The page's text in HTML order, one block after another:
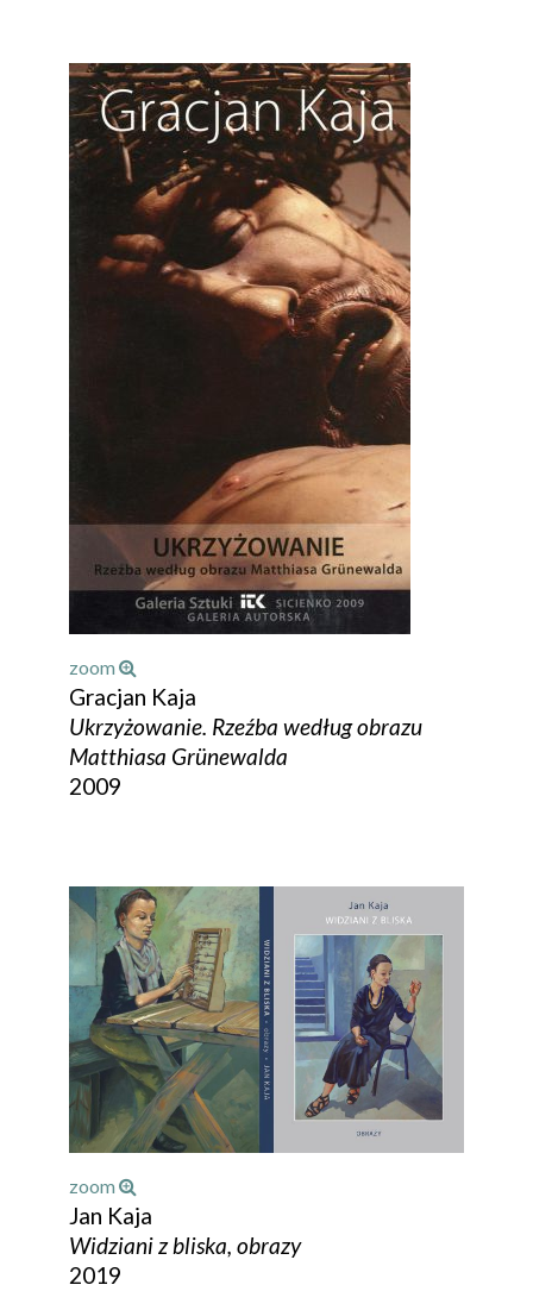
zoom
Gracjan Kaja
Ukrzyżowanie. Rzeźba według obrazu
Matthiasa Grünewalda
2009
zoom
Jan Kaja
Widziani z bliska, obrazy
2019